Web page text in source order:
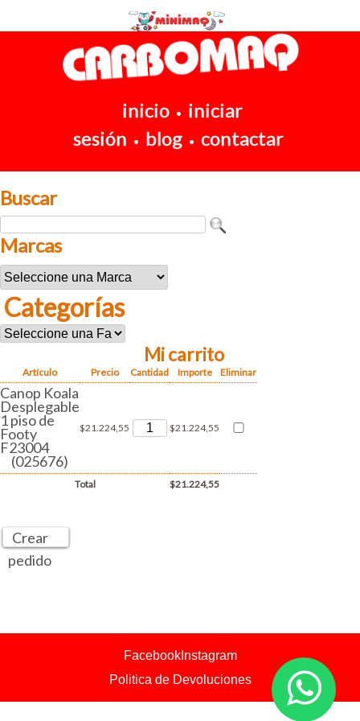
inicio • iniciar
sesión • blog • contactar
Buscar
Marcas
Categorías
Mi carrito
Artículo Precio Cantidad Importe Eliminar
Canop Koala
Desplegable
1 piso de
Footy
F23004
(025676)
$21.224,55 $21.224,55
Total $21.224,55
Crear
pedido
FacebookInstagram
Politica de Devoluciones